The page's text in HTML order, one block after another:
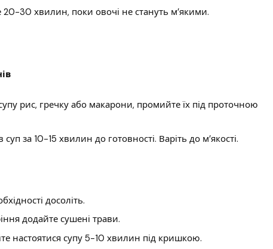
20-30 хвилин, поки овочі не стануть м’якими.
рис, гречку або макарони, промийте їх під проточною
за 10-15 хвилин до готовності. Варіть до м’якості.
досоліть.
додайте сушені трави.
настоятися супу 5-10 хвилин під кришкою.